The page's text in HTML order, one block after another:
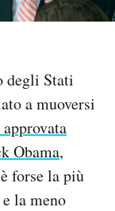
degli Stati
a muoversi
Obama,
forse la più
la meno